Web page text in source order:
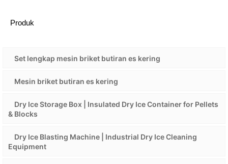
Produk
Set lengkap mesin briket butiran es kering
Mesin briket butiran es kering
Dry Ice Storage Box | Insulated Dry Ice Container for Pellets
& Blocks
Dry Ice Blasting Machine | Industrial Dry Ice Cleaning
Equipment